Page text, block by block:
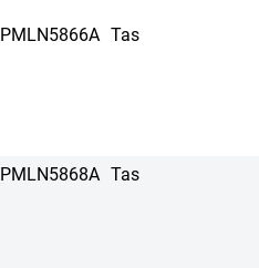
PMLN5866A Tas
PMLN5868A Tas